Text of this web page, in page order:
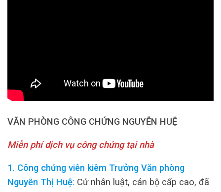
VĂN PHÒNG CÔNG CHỨNG NGUYỄN HUỆ
Miễn phí dịch vụ công chứng tại nhà
1. Công chứng viên kiêm Trưởng Văn phòng
Nguyễn Thị Huệ: Cử nhân luật, cán bộ cấp cao, đã